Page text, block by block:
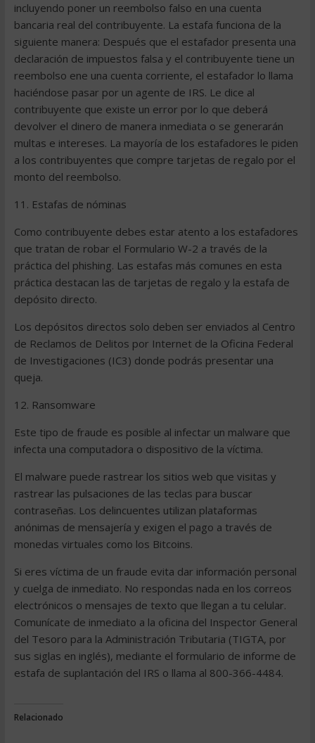
incluyendo poner un reembolso falso en una cuenta
bancaria real del contribuyente. La estafa funciona de la
siguiente manera: Después que el estafador presenta una
declaración de impuestos falsa y el contribuyente tiene un
reembolso ene una cuenta corriente, el estafador lo llama
haciéndose pasar por un agente de IRS. Le dice al
contribuyente que existe un error por lo que deberá
devolver el dinero de manera inmediata o se generarán
multas e intereses. La mayoría de los estafadores le piden
a los contribuyentes que compre tarjetas de regalo por el
monto del reembolso.
11. Estafas de nóminas
Como contribuyente debes estar atento a los estafadores
que tratan de robar el Formulario W-2 a través de la
práctica del phishing. Las estafas más comunes en esta
práctica destacan las de tarjetas de regalo y la estafa de
depósito directo.
Los depósitos directos solo deben ser enviados al Centro
de Reclamos de Delitos por Internet de la Oficina Federal
de Investigaciones (IC3) donde podrás presentar una
queja.
12. Ransomware
Este tipo de fraude es posible al infectar un malware que
infecta una computadora o dispositivo de la víctima.
El malware puede rastrear los sitios web que visitas y
rastrear las pulsaciones de las teclas para buscar
contraseñas. Los delincuentes utilizan plataformas
anónimas de mensajería y exigen el pago a través de
monedas virtuales como los Bitcoins.
Si eres víctima de un fraude evita dar información personal
y cuelga de inmediato. No respondas nada en los correos
electrónicos o mensajes de texto que llegan a tu celular.
Comunícate de inmediato a la oficina del Inspector General
del Tesoro para la Administración Tributaria (TIGTA, por
sus siglas en inglés), mediante el formulario de informe de
estafa de suplantación del IRS o llama al 800-366-4484.
Relacionado